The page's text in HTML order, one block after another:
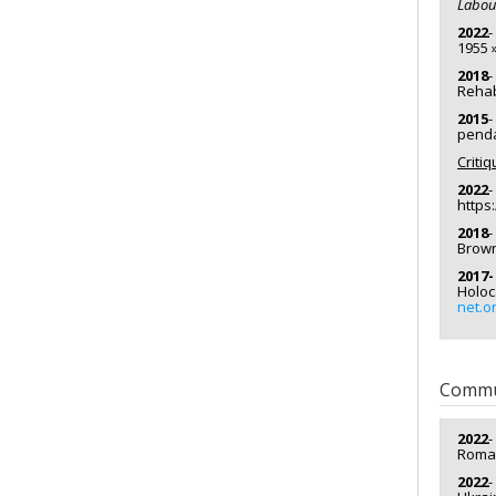
2022
1955
2018
2015
2022
2018
2017-
2022
2022